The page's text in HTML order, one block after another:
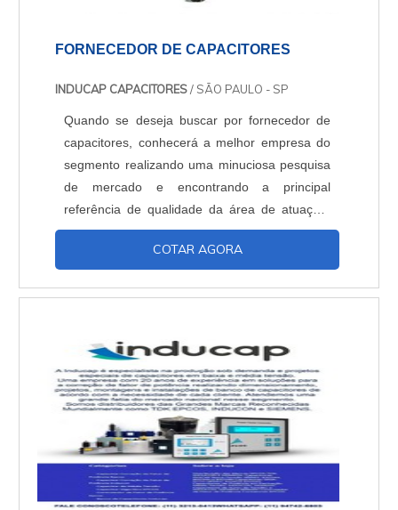
FORNECEDOR DE CAPACITORES
INDUCAP CAPACITORES/ SÃO PAULO - SP
Quando se deseja buscar por fornecedor de
capacitores, conhecerá a melhor empresa do
segmento realizando uma minuciosa pesquisa
de mercado e encontrando a principal
referência de qualidade da área de atuação.
OUTRAS INFORMAÇÕES SOBRE O
FORNECEDOR DE CAPACITORES Quem
preza pela segurança, encontra o site da
controlador de fator de potência 06 saídas e
COTAR AGORA